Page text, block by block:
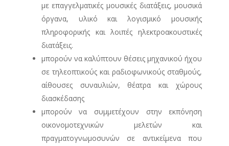
με επαγγελματικές μουσικές διατάξεις, μουσικά
όργανα, υλικό και λογισμικό μουσικής
πληροφορικής και λοιπές ηλεκτροακουστικές
διατάξεις.
μπορούν να καλύπτουν θέσεις μηχανικού ήχου
σε τηλεοπτικούς και ραδιοφωνικούς σταθμούς,
αίθουσες συναυλιών, θέατρα και χώρους
διασκέδασης
μπορούν να συμμετέχουν στην εκπόνηση
οικονομοτεχνικών μελετών και
πραγματογνωμοσυνών σε αντικείμενα που